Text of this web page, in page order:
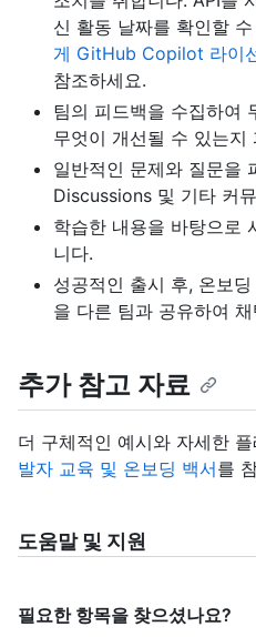
신 활동 날짜를 확인할
게 GitHub Copilot 라이
참조하세요.
팀의 피드백을 수집하여
무엇이 개선될 수 있는지
일반적인 문제와 질문을
Discussions 및 기타 커
학습한 내용을 바탕으로
니다.
성공적인 출시 후, 온보
을 다른 팀과 공유하여
추가 참고 자료
더 구체적인 예시와 자세한
발자 교육 및 온보딩 백서를
도움말 및 지원
필요한 항목을 찾으셨나요?